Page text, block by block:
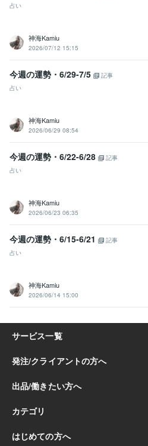
占い
神海Kamiu
2026/07/12 15:15
今週の運勢・6/29-7/5
記事
占い
神海Kamiu
2026/06/29 08:54
今週の運勢・6/22-6/28
記事
占い
神海Kamiu
2026/06/23 06:35
今週の運勢・6/15-6/21
記事
占い
神海Kamiu
2026/06/14 15:00